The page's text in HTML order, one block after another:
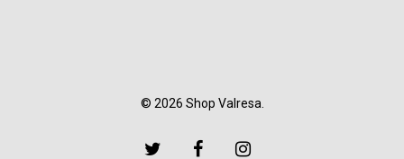
© 2026 Shop Valresa.
twitter facebookinstagram